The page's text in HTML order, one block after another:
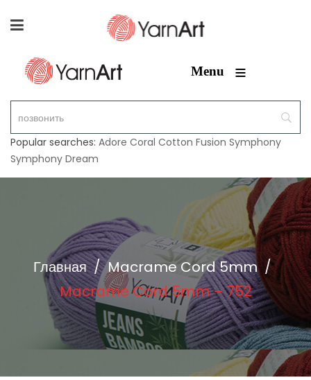
Menu ≡
Popular searches: Adore Coral Cotton Fusion Symphony
Symphony Dream
Главная / Macrame Cord 5mm /
Macrame Cord 5mm – 752